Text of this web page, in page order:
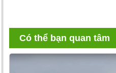
Có thể bạn quan tâm